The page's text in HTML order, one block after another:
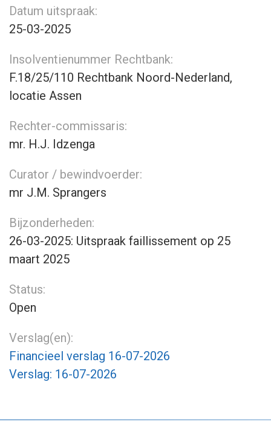
Datum uitspraak:
25-03-2025
Insolventienummer Rechtbank:
F.18/25/110 Rechtbank Noord-Nederland,
locatie Assen
Rechter-commissaris:
mr. H.J. Idzenga
Curator / bewindvoerder:
mr J.M. Sprangers
Bijzonderheden:
26-03-2025: Uitspraak faillissement op 25
maart 2025
Status:
Open
Verslag(en):
Financieel verslag 16-07-2026
Verslag: 16-07-2026